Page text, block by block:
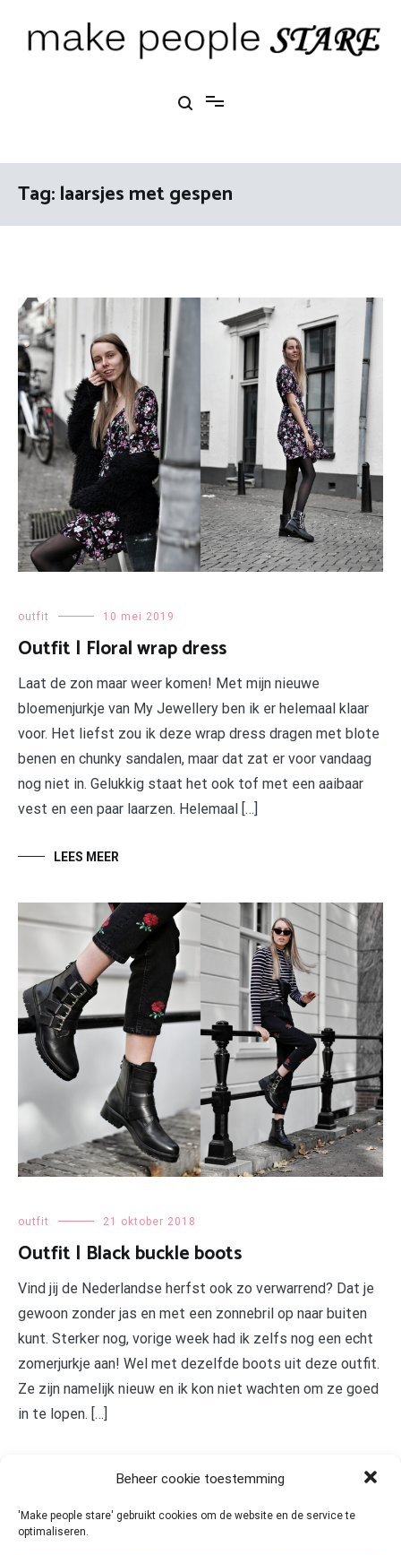
Beheer cookie toestemming
'Make people stare' gebruikt cookies om de website en de service te
optimaliseren.
Tag:laarsjes met gespen
outfit 10 mei 2019
Outfit | Floral wrap dress
Laat de zon maar weer komen! Met mijn nieuwe
bloemenjurkje van My Jewellery ben ik er helemaal klaar
voor. Het liefst zou ik deze wrap dress dragen met blote
benen en chunky sandalen, maar dat zat er voor vandaag
nog niet in. Gelukkig staat het ook tof met een aaibaar
vest en een paar laarzen. Helemaal […]
LEES MEER
outfit 21 oktober 2018
Outfit | Black buckle boots
Vind jij de Nederlandse herfst ook zo verwarrend? Dat je
gewoon zonder jas en met een zonnebril op naar buiten
kunt. Sterker nog, vorige week had ik zelfs nog een echt
zomerjurkje aan! Wel met dezelfde boots uit deze outfit.
Ze zijn namelijk nieuw en ik kon niet wachten om ze goed
in te lopen. […]